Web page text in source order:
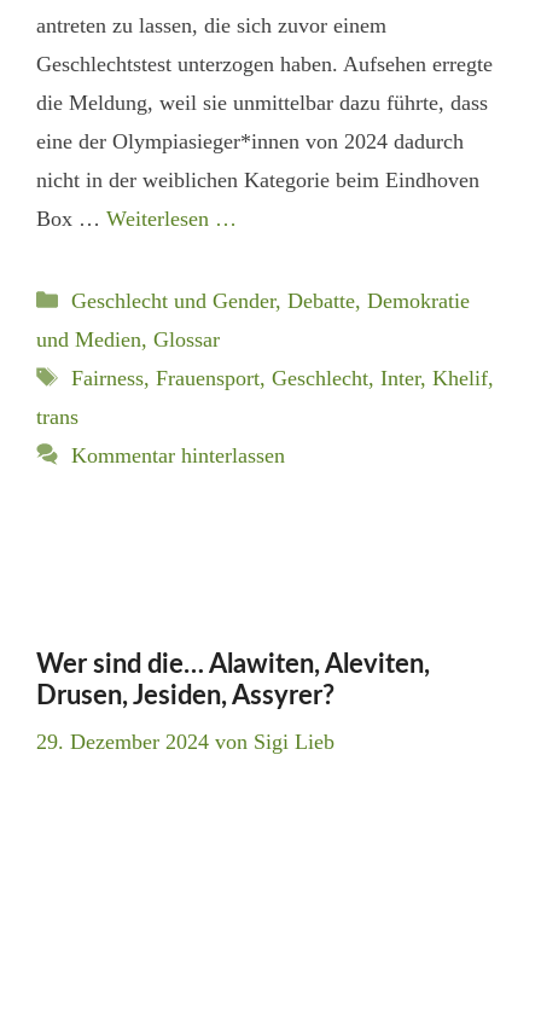
antreten zu lassen, die sich zuvor einem
Geschlechtstest unterzogen haben. Aufsehen erregte
die Meldung, weil sie unmittelbar dazu führte, dass
eine der Olympiasieger*innen von 2024 dadurch
nicht in der weiblichen Kategorie beim Eindhoven
Box … Weiterlesen …
Kategorien
Geschlecht und Gender, Debatte, Demokratie
und Medien, Glossar
Schlagwörter
Fairness, Frauensport, Geschlecht, Inter, Khelif,
trans
Kommentar hinterlassen
Wer sind die… Alawiten, Aleviten,
Drusen, Jesiden, Assyrer?
29. Dezember 2024 von Sigi Lieb